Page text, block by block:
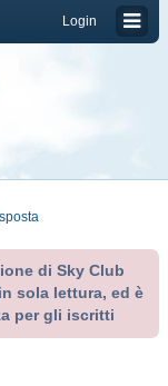
Login
di Sky Club
sola lettura, ed è
per gli iscritti